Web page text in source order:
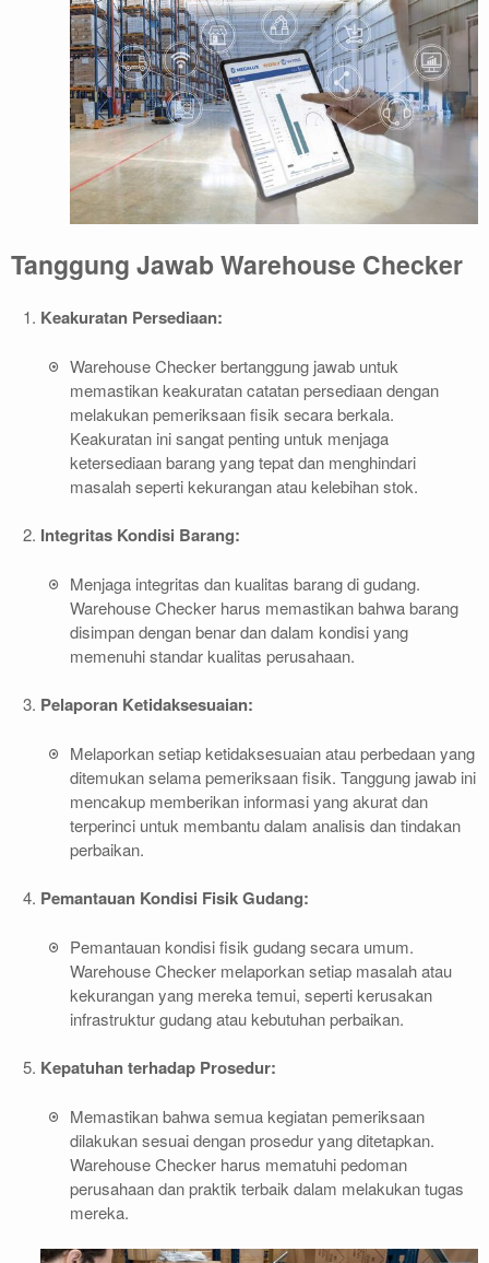
Tanggung Jawab Warehouse Checker
Keakuratan Persediaan:
Warehouse Checker bertanggung jawab untuk
memastikan keakuratan catatan persediaan dengan
melakukan pemeriksaan fisik secara berkala.
Keakuratan ini sangat penting untuk menjaga
ketersediaan barang yang tepat dan menghindari
masalah seperti kekurangan atau kelebihan stok.
Integritas Kondisi Barang:
Menjaga integritas dan kualitas barang di gudang.
Warehouse Checker harus memastikan bahwa barang
disimpan dengan benar dan dalam kondisi yang
memenuhi standar kualitas perusahaan.
Pelaporan Ketidaksesuaian:
Melaporkan setiap ketidaksesuaian atau perbedaan yang
ditemukan selama pemeriksaan fisik. Tanggung jawab ini
mencakup memberikan informasi yang akurat dan
terperinci untuk membantu dalam analisis dan tindakan
perbaikan.
Pemantauan Kondisi Fisik Gudang:
Pemantauan kondisi fisik gudang secara umum.
Warehouse Checker melaporkan setiap masalah atau
kekurangan yang mereka temui, seperti kerusakan
infrastruktur gudang atau kebutuhan perbaikan.
Kepatuhan terhadap Prosedur:
Memastikan bahwa semua kegiatan pemeriksaan
dilakukan sesuai dengan prosedur yang ditetapkan.
Warehouse Checker harus mematuhi pedoman
perusahaan dan praktik terbaik dalam melakukan tugas
mereka.